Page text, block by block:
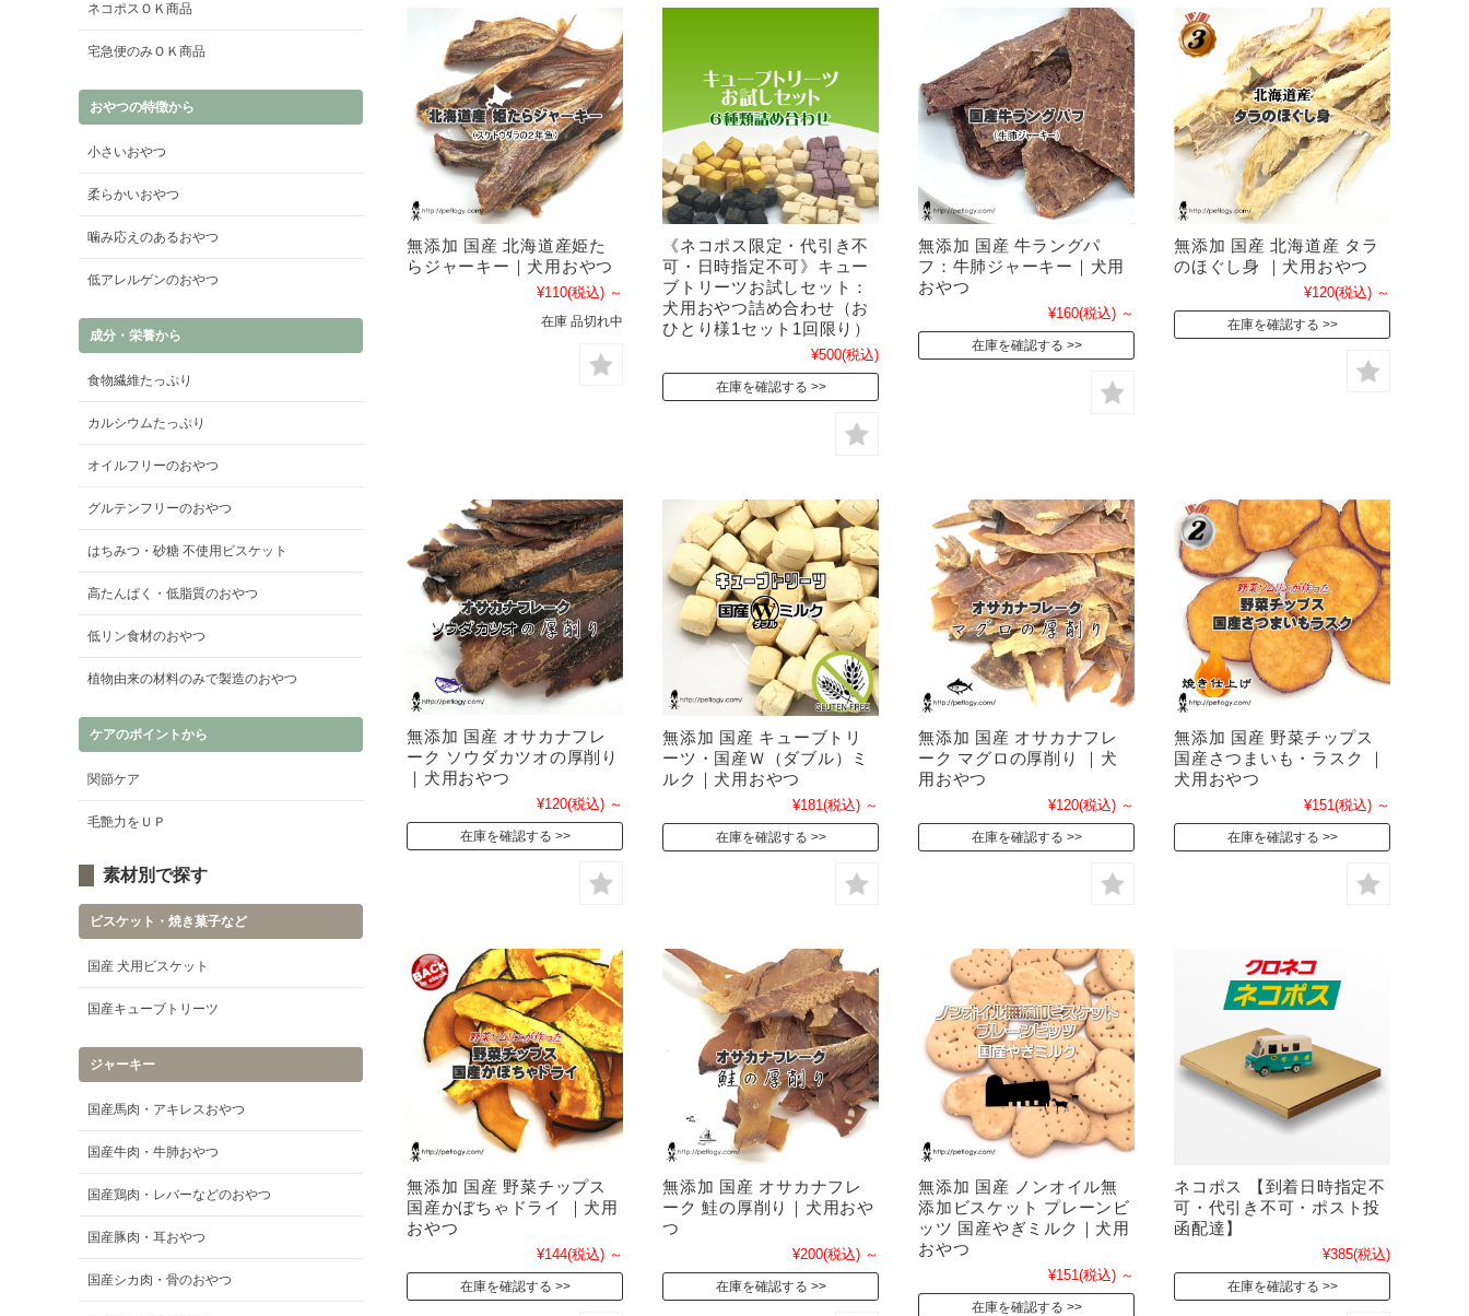
無添加 国産 北海道産姫た
らジャーキー｜犬用おやつ
¥110(税込) ～
在庫 品切れ中
《ネコポス限定・代引き不
可・日時指定不可》キュー
ブトリーツお試しセット：
犬用おやつ詰め合わせ（お
ひとり様1セット1回限り）
¥500(税込)
在庫を確認する
無添加 国産 牛ラングパ
フ：牛肺ジャーキー｜犬用
おやつ
¥160(税込) ～
在庫を確認する
無添加 国産 北海道産 タラ
のほぐし身 ｜犬用おやつ
¥120(税込) ～
在庫を確認する
無添加 国産 オサカナフレ
ーク ソウダカツオの厚削り
｜犬用おやつ
¥120(税込) ～
在庫を確認する
無添加 国産 キューブトリ
ーツ・国産Ｗ（ダブル）ミ
ルク｜犬用おやつ
¥181(税込) ～
在庫を確認する
無添加 国産 オサカナフレ
ーク マグロの厚削り ｜犬
用おやつ
¥120(税込) ～
在庫を確認する
無添加 国産 野菜チップス
国産さつまいも・ラスク ｜
犬用おやつ
¥151(税込) ～
在庫を確認する
無添加 国産 野菜チップス
国産かぼちゃドライ ｜犬用
おやつ
¥144(税込) ～
在庫を確認する
無添加 国産 オサカナフレ
ーク 鮭の厚削り｜犬用おや
つ
¥200(税込) ～
在庫を確認する
無添加 国産 ノンオイル無
添加ビスケット プレーンビ
ッツ 国産やぎミルク｜犬用
おやつ
¥151(税込) ～
在庫を確認する
ネコポス 【到着日時指定不
可・代引き不可・ポスト投
函配達】
¥385(税込)
在庫を確認する
ネコポスＯＫ商品
宅急便のみＯＫ商品
おやつの特徴から
小さいおやつ
柔らかいおやつ
噛み応えのあるおやつ
低アレルゲンのおやつ
成分・栄養から
食物繊維たっぷり
カルシウムたっぷり
オイルフリーのおやつ
グルテンフリーのおやつ
はちみつ・砂糖 不使用ビスケット
高たんぱく・低脂質のおやつ
低リン食材のおやつ
植物由来の材料のみで製造のおやつ
ケアのポイントから
関節ケア
毛艶力をＵＰ
素材別で探す
ビスケット・焼き菓子など
国産 犬用ビスケット
国産キューブトリーツ
ジャーキー
国産馬肉・アキレスおやつ
国産牛肉・牛肺おやつ
国産鶏肉・レバーなどのおやつ
国産豚肉・耳おやつ
国産シカ肉・骨のおやつ